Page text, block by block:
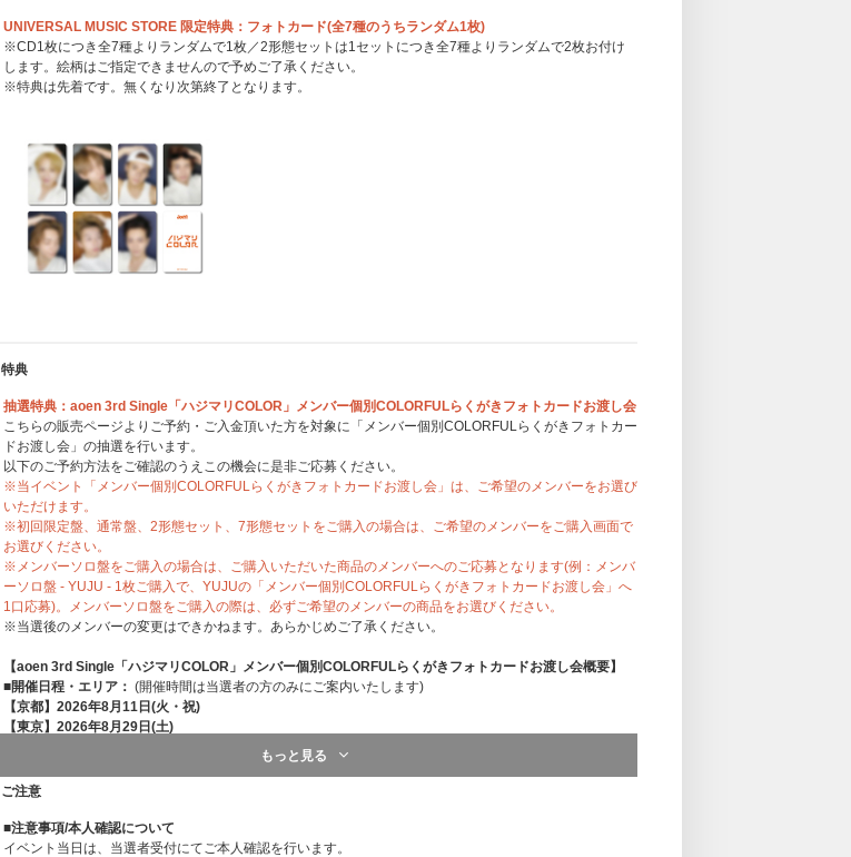
UNIVERSAL MUSIC STORE 限定特典：フォトカード(全7種のうちランダム1枚)
※CD1枚につき全7種よりランダムで1枚／2形態セットは1セットにつき全7種よりランダムで2枚お付け
します。絵柄はご指定できませんので予めご了承ください。
※特典は先着です。無くなり次第終了となります。
特典
抽選特典：aoen 3rd Single「ハジマリCOLOR」メンバー個別COLORFULらくがきフォトカードお渡し会
こちらの販売ページよりご予約・ご入金頂いた方を対象に「メンバー個別COLORFULらくがきフォトカー
ドお渡し会」の抽選を行います。
以下のご予約方法をご確認のうえこの機会に是非ご応募ください。
※当イベント「メンバー個別COLORFULらくがきフォトカードお渡し会」は、ご希望のメンバーをお選び
いただけます。
※初回限定盤、通常盤、2形態セット、7形態セットをご購入の場合は、ご希望のメンバーをご購入画面で
お選びください。
※メンバーソロ盤をご購入の場合は、ご購入いただいた商品のメンバーへのご応募となります(例：メンバ
ーソロ盤 - YUJU - 1枚ご購入で、YUJUの「メンバー個別COLORFULらくがきフォトカードお渡し会」へ
1口応募)。メンバーソロ盤をご購入の際は、必ずご希望のメンバーの商品をお選びください。
※当選後のメンバーの変更はできかねます。あらかじめご了承ください。
【aoen 3rd Single「ハジマリCOLOR」メンバー個別COLORFULらくがきフォトカードお渡し会概要】
■開催日程・エリア： (開催時間は当選者の方のみにご案内いたします)
【京都】2026年8月11日(火・祝)
【東京】2026年8月29日(土)
■会場：ご当選者の方のみに後日ご案内いたします。
■内容：メンバー個別COLORFULらくがきフォトカードお渡し会
メンバーカラーのデザインをあしらったイベント限定オリジナルデザインのフォトカードを、メンバーか
※「らくがき」は複製印刷となります。メンバー直筆のもの・イベント中にその場で書くものではありま
せんので、あらかじめご了承ください。
もっと見る
ご注意
■注意事項/本人確認について
イベント当日は、当選者受付にてご本人確認を行います。